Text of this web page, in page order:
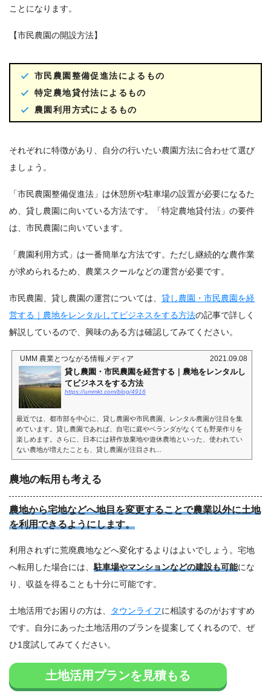
ことになります。
【市民農園の開設方法】
市民農園整備促進法によるもの
特定農地貸付法によるもの
農園利用方式によるもの
それぞれに特徴があり、自分の行いたい農園方法に合わせて選び
ましょう。
「市民農園整備促進法」は休憩所や駐車場の設置が必要になるた
め、貸し農園に向いている方法です。「特定農地貸付法」の要件
は、市民農園に向いています。
「農園利用方式」は一番簡単な方法です。ただし継続的な農作業
が求められるため、農業スクールなどの運営が必要です。
市民農園、貸し農園の運営については、 貸し農園・市民農園を経
営する｜農地をレンタルしてビジネスをする方法の記事で詳しく
解説しているので、興味のある方は確認してみてください。
UMM 農業とつながる情報メディア 2021.09.08
貸し農園・市民農園を経営する｜農地をレンタルし
てビジネスをする方法
https://ummkt.com/blog/4916
最近では、都市部を中心に、貸し農園や市民農園、レンタル農園が注目を集
めています。貸し農園であれば、自宅に庭やベランダがなくても野菜作りを
楽しめます。さらに、日本には耕作放棄地や遊休農地といった、使われてい
ない農地が増えたことも、貸し農園が注目され...
農地の転用も考える
農地から宅地などへ地目を変更することで農業以外に土地
を利用できるようにします。
利用されずに荒廃農地などへ変化するよりはよいでしょう。宅地
へ転用した場合には、 駐車場やマンションなどの建設も可能にな
り、収益を得ることも十分に可能です。
土地活用でお困りの方は、 タウンライフに相談するのがおすすめ
です。自分にあった土地活用のプランを提案してくれるので、ぜ
ひ1度試してみてください。
土地活用プランを見積もる